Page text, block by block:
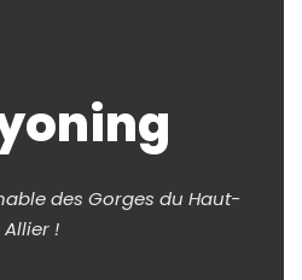
des Gorges du Haut-
Allier !